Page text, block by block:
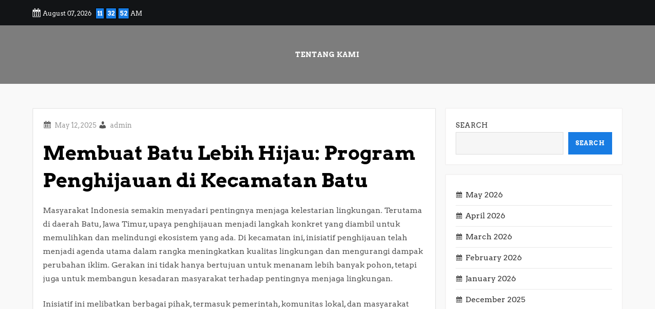
August 07, 2026 11 32 53 AM
TENTANG KAMI
admin
Membuat Batu Lebih Hijau: Program
Penghijauan di Kecamatan Batu
Masyarakat Indonesia semakin menyadari pentingnya menjaga kelestarian lingkungan. Terutama
di daerah Batu, Jawa Timur, upaya penghijauan menjadi langkah konkret yang diambil untuk
memulihkan dan melindungi ekosistem yang ada. Di kecamatan ini, inisiatif penghijauan telah
menjadi agenda utama dalam rangka meningkatkan kualitas lingkungan dan mengurangi dampak
perubahan iklim. Gerakan ini tidak hanya bertujuan untuk menanam lebih banyak pohon, tetapi
juga untuk membangun kesadaran masyarakat terhadap pentingnya menjaga lingkungan.
Inisiatif ini melibatkan berbagai pihak, termasuk pemerintah, komunitas lokal, dan masyarakat
SEARCH
SEARCH
May 2026
April 2026
March 2026
February 2026
January 2026
December 2025